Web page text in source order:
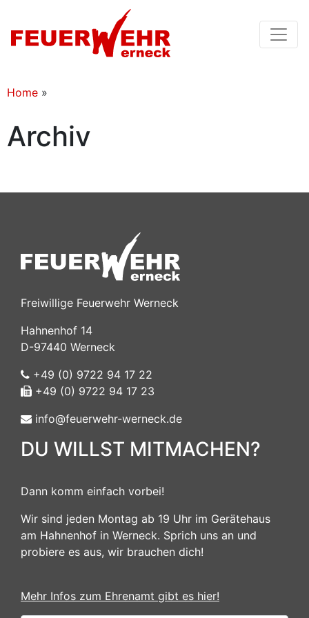
Home »
Archiv
Freiwillige Feuerwehr Werneck
Hahnenhof 14
D-97440 Werneck
+49 (0) 9722 94 17 22
+49 (0) 9722 94 17 23
info@feuerwehr-werneck.de
DU WILLST MITMACHEN?
Dann komm einfach vorbei!
Wir sind jeden Montag ab 19 Uhr im Gerätehaus
am Hahnenhof in Werneck. Sprich uns an und
probiere es aus, wir brauchen dich!
Mehr Infos zum Ehrenamt gibt es hier!